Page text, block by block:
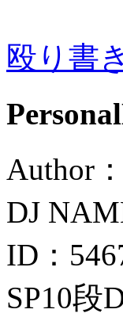
殴り書き
Author
DJ
ID：
SP10段